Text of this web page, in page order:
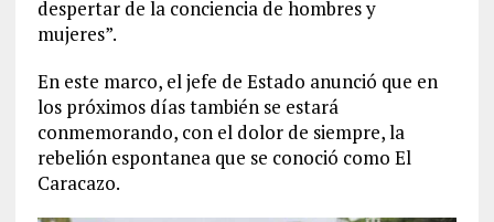
despertar de la conciencia de hombres y
mujeres”.
En este marco, el jefe de Estado anunció que en
los próximos días también se estará
conmemorando, con el dolor de siempre, la
rebelión espontanea que se conoció como El
Caracazo.